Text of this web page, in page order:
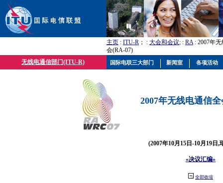
主页 : ITU-R ； : 大会和会议; : RA: 2007年
会(RA-07)
无线电通信部门(ITU-R)
2007年无线电通信
(2007年10月15日-10月19日,
«决议汇编»
全部收缩
国际电联三大部门 新闻室 各项活动